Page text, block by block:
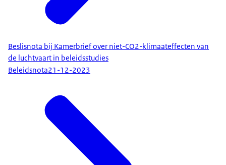
Beslisnota bij Kamerbrief over niet-CO2-klimaateffecten van
de luchtvaart in beleidsstudies
Beleidsnota21-12-2023